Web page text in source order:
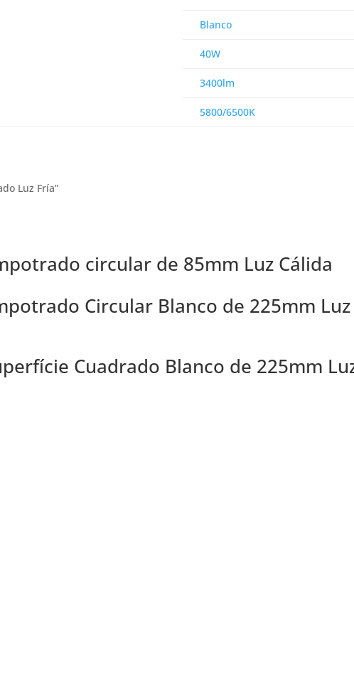
Blanco
40W
3400lm
5800/6500K
Luz Fría”
circular de 85mm Luz Cálida
Circular Blanco de 225mm Luz
Cuadrado Blanco de 225mm